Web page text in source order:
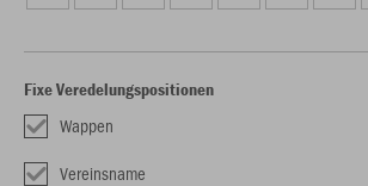
Fixe Veredelungspositionen
Wappen
Vereinsname